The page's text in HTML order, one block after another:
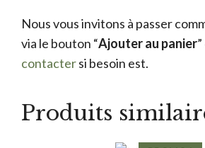
Nous vous invitons à passer
via le bouton “Ajouter au panier
contactersi besoin est.
Produits